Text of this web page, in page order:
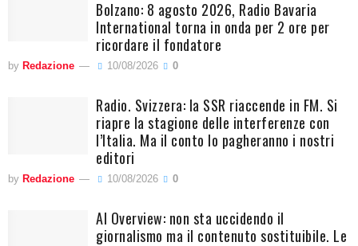
Bolzano: 8 agosto 2026, Radio Bavaria
International torna in onda per 2 ore per
ricordare il fondatore
by Redazione 10/08/2026 0
Radio. Svizzera: la SSR riaccende in FM. Si
riapre la stagione delle interferenze con
l’Italia. Ma il conto lo pagheranno i nostri
editori
by Redazione 10/08/2026 0
AI Overview: non sta uccidendo il
giornalismo ma il contenuto sostituibile. Le